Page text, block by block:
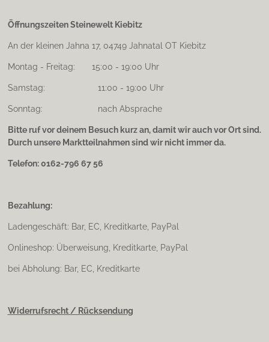
Öffnungszeiten Steinewelt Kiebitz
An der kleinen Jahna 17, 04749 Jahnatal OT Kiebitz
Montag - Freitag: 15:00 - 19:00 Uhr
Samstag: 11:00 - 19:00 Uhr
Sonntag: nach Absprache
Bitte ruf vor deinem Besuch kurz an, damit wir auch vor Ort sind.
Durch unsere Marktteilnahmen sind wir nicht immer da.
Telefon: 0162-796 67 56
Bezahlung:
Ladengeschäft: Bar, EC, Kreditkarte, PayPal
Onlineshop: Überweisung, Kreditkarte, PayPal
bei Abholung: Bar, EC, Kreditkarte
Widerrufsrecht / Rücksendung